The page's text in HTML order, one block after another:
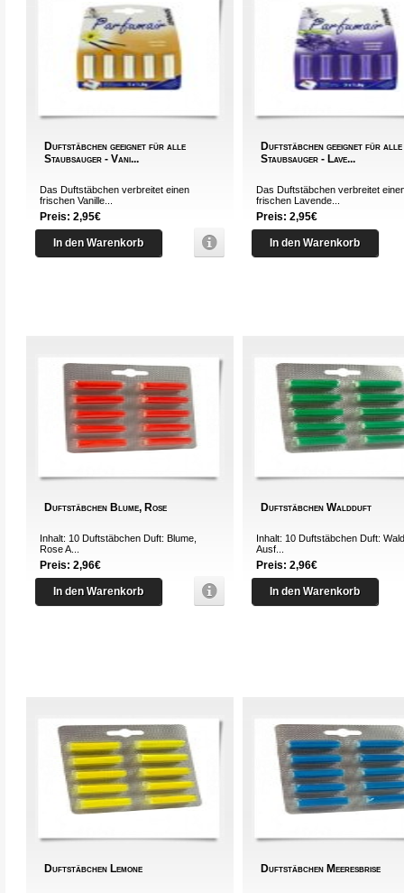
Duftstäbchen geeignet für alle
Staubsauger - Vani...
Das Duftstäbchen verbreitet einen
frischen Vanille...
Preis: 2,95€
In den Warenkorb
Duftstäbchen geeignet für alle
Staubsauger - Lave...
Das Duftstäbchen verbreitet
frischen Lavende...
Preis: 2,95€
In den Warenkorb
Duftstäbchen Blume, Rose
Inhalt: 10 Duftstäbchen Duft: Blume,
Rose A...
Preis: 2,96€
In den Warenkorb
Duftstäbchen Waldduft
Inhalt: 10 Duftstäbchen Duft:
Ausf...
Preis: 2,96€
In den Warenkorb
Duftstäbchen Lemone Duftstäbchen Meeresbrise